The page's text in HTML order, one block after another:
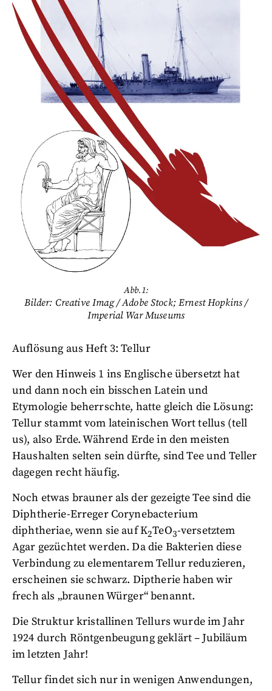
Abb.1:
Bilder: Creative Imag / Adobe Stock; Ernest Hopkins /
Imperial War Museums
Auflösung aus Heft 3: Tellur
Wer den Hinweis 1 ins Englische übersetzt hat
und dann noch ein bisschen Latein und
Etymologie beherrschte, hatte gleich die Lösung:
Tellur stammt vom lateinischen Wort tellus (tell
us), also Erde. Während Erde in den meisten
Haushalten selten sein dürfte, sind Tee und Teller
dagegen recht häufig.
Noch etwas brauner als der gezeigte Tee sind die
Diphtherie-Erreger Corynebacterium
diphtheriae, wenn sie auf K2TeO3-versetztem
Agar gezüchtet werden. Da die Bakterien diese
Verbindung zu elementarem Tellur reduzieren,
erscheinen sie schwarz. Diptherie haben wir
frech als „braunen Würger“ benannt.
Die Struktur kristallinen Tellurs wurde im Jahr
1924 durch Röntgenbeugung geklärt – Jubiläum
im letzten Jahr!
Tellur findet sich nur in wenigen Anwendungen,